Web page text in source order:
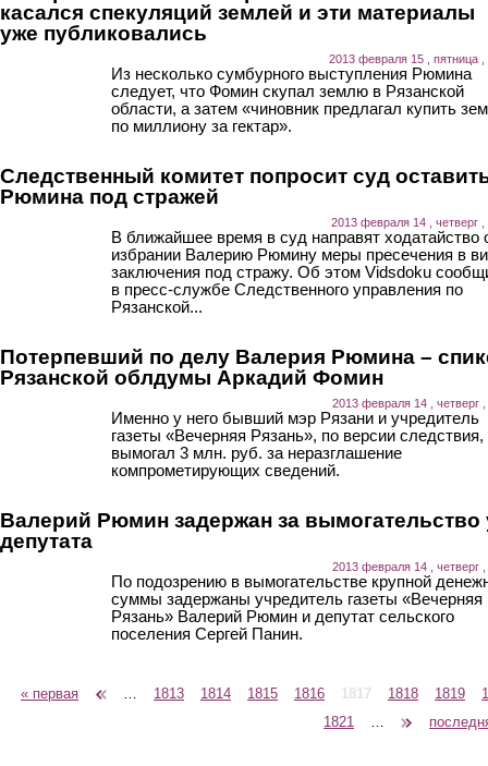
касался спекуляций землей и эти материалы
уже публиковались
2013 февраля 15 , пятница ,
Из несколько сумбурного выступления Рюмина
следует, что Фомин скупал землю в Рязанской
области, а затем «чиновник предлагал купить
по миллиону за гектар».
Следственный комитет попросит суд
Рюмина под стражей
2013 февраля 14 , четверг ,
В ближайшее время в суд направят ходатайство
избрании Валерию Рюмину меры пресечения в
заключения под стражу. Об этом Vidsdoku
в пресс-службе Следственного управления по
Рязанской...
Потерпевший по делу Валерия Рюмина –
Рязанской облдумы Аркадий Фомин
2013 февраля 14 , четверг ,
Именно у него бывший мэр Рязани и учредитель
газеты «Вечерняя Рязань», по версии следствия,
вымогал 3 млн. руб. за неразглашение
компрометирующих сведений.
Валерий Рюмин задержан за вымогательство
депутата
2013 февраля 14 , четверг ,
По подозрению в вымогательстве крупной
суммы задержаны учредитель газеты «Вечерняя
Рязань» Валерий Рюмин и депутат сельского
поселения Сергей Панин.
Страницы
« первая 1813 1814 1815 1816 1817 1818 1819
1821